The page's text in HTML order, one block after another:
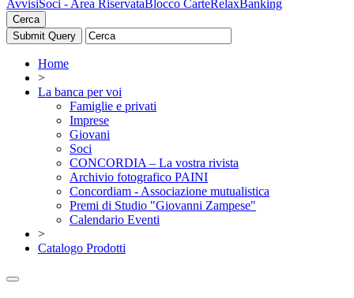
AvvisiSoci - Area RiservataBlocco CarteRelaxBanking
Cerca
Home
>
La banca per voi
Famiglie e privati
Imprese
Giovani
Soci
CONCORDIA – La vostra rivista
Archivio fotografico PAINI
Concordiam - Associazione mutualistica
Premi di Studio "Giovanni Zampese"
Calendario Eventi
>
Catalogo Prodotti